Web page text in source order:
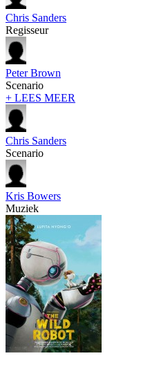
Chris Sanders
Regisseur
Peter Brown
Scenario
+ LEES MEER
Chris Sanders
Scenario
Kris Bowers
Muziek